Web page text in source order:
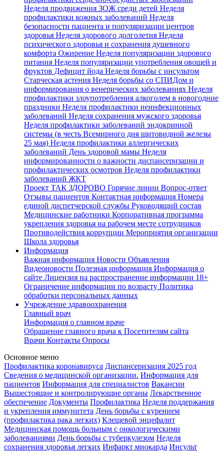
Неделя продвижения ЗОЖ среди детей Неделя
профилактики кожных заболеваний Неделя
безопасности пациента и популяризации центров
здоровья Неделя здорового долголетия Неделя
психического здоровья и сохранения душевного
комфорта Ожирение Неделя популяризации здорового
питания Неделя популяризации употребления овощей и
фруктов Дефицит йода Неделя борьбы с инсультом
Старческая астения Неделя борьбы со СПИДом и
информирования о венерических заболеваниях Неделя
профилактики злоупотребления алкоголем в новогодние
праздники Неделя профилактики неинфекционных
заболеваний Неделя сохранения мужского здоровья
Неделя профилактики заболеваний эндокринной
системы (в честь Всемирного дня щитовидной железы
25 мая) Неделя профилактики аллергических
заболеваний День здоровой мамы Неделя
информированности о важности диспансеризации и
профилактических осмотров Неделя профилактики
заболеваний ЖКТ
Проект ТАК ЗДОРОВО Горячие линии Вопрос-ответ
Отзывы пациентов Контактная информация Номера
единой диспетчерской службы Руководящий состав
Медицинские работники Корпоративная программа
укрепления здоровья на рабочем месте сотрудников
Противодействия коррупции Мероприятия организации
Школа здоровья
Информация
Важная информация Новости Объявления
Видеоновости Полезная информация Информация о
сайте Лицензия на распространение информации 18+
Ограничение информации по возрасту Политика
обработки персональных данных
Учреждение здравоохранения
Главный врач
Информация о главном враче
Обращение главного врача к Посетителям сайта
Врачи Контакты Опросы
Основное меню
Профилактика коронавируса Диспансеризация 2025 год
Сведения о медицинской организации. Информация для
пациентов Информация для специалистов Вакансии
Вышестоящие и контролирующие органы Лекарственное
обеспечение Документы Профилактика Неделя поддержания
и укрепления иммунитета День борьбы с курением
(профилактика рака легких) Клещевой энцефалит
Медицинская помощь больным с онкологическими
заболеваниями День борьбы с туберкулезом Неделя
сохранения здоровья легких Инфаркт миокарда Инсульт